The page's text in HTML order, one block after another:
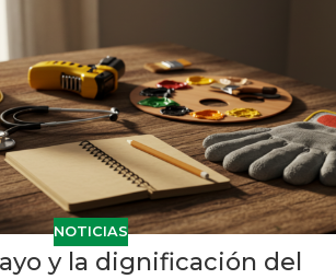
NOTICIAS
y la dignificación del